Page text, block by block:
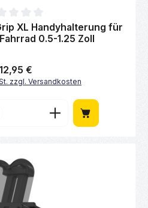
von 0 von 5 Sternen
XL Handyhalterung für
0.5-1.25 Zoll
Preis:
€
zzgl. Versandkosten
Gib den gewünschten